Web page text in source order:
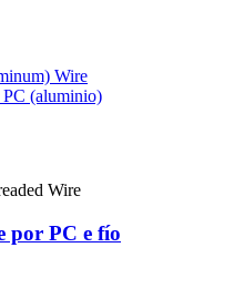
(aluminio)
por PC e fío